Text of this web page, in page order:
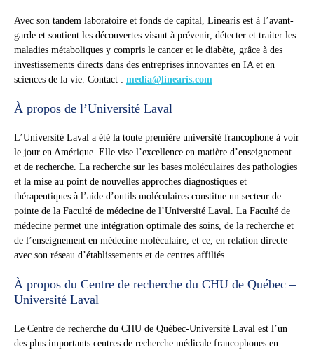
Avec son tandem laboratoire et fonds de capital, Linearis est à l’avant-
garde et soutient les découvertes visant à prévenir, détecter et traiter les
maladies métaboliques y compris le cancer et le diabète, grâce à des
investissements directs dans des entreprises innovantes en IA et en
sciences de la vie. Contact : media@linearis.com
À propos de l’Université Laval
L’Université Laval a été la toute première université francophone à voir
le jour en Amérique. Elle vise l’excellence en matière d’enseignement
et de recherche. La recherche sur les bases moléculaires des pathologies
et la mise au point de nouvelles approches diagnostiques et
thérapeutiques à l’aide d’outils moléculaires constitue un secteur de
pointe de la Faculté de médecine de l’Université Laval. La Faculté de
médecine permet une intégration optimale des soins, de la recherche et
de l’enseignement en médecine moléculaire, et ce, en relation directe
avec son réseau d’établissements et de centres affiliés.
À propos du Centre de recherche du CHU de Québec –
Université Laval
Le Centre de recherche du CHU de Québec-Université Laval est l’un
des plus importants centres de recherche médicale francophones en